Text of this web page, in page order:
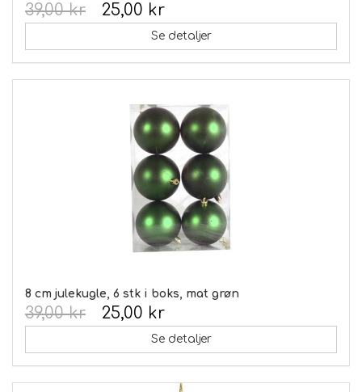
25,00 kr
39,00 kr
Se detaljer
8 cm julekugle, 6 stk i boks, mat grøn
25,00 kr
39,00 kr
Se detaljer